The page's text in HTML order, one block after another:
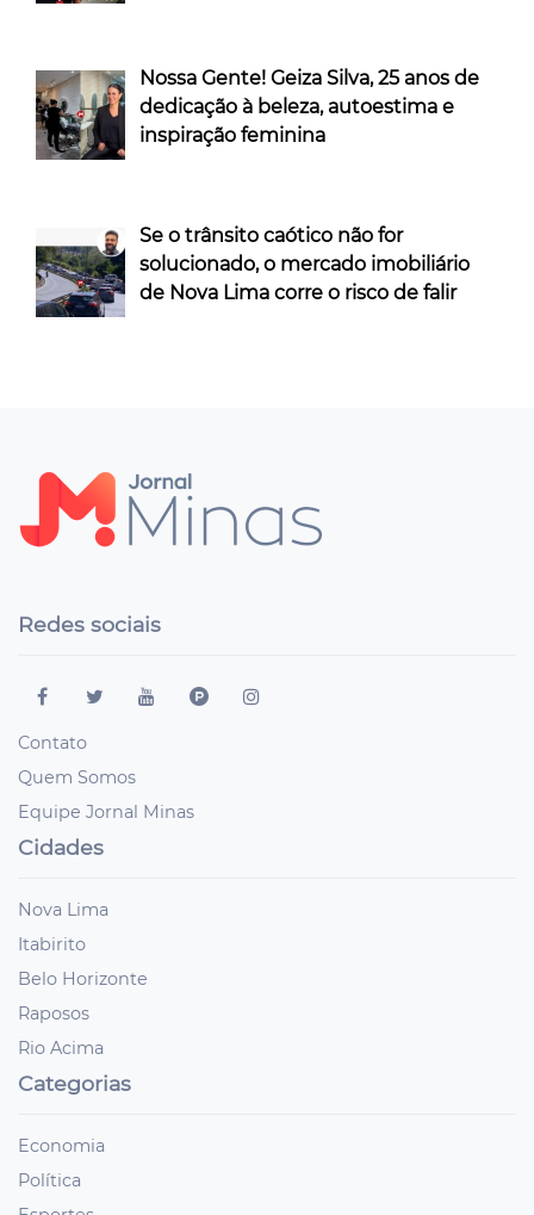
Nossa Gente! Geiza Silva, 25 anos de
dedicação à beleza, autoestima e
inspiração feminina
Se o trânsito caótico não for
solucionado, o mercado imobiliário
de Nova Lima corre o risco de falir
Redes sociais
Contato
Quem Somos
Equipe Jornal Minas
Cidades
Nova Lima
Itabirito
Belo Horizonte
Raposos
Rio Acima
Categorias
Economia
Política